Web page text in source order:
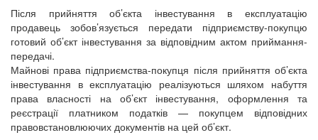
Після прийняття об’єкта інвестування в експлуатацію
продавець зобов’язується передати підприємству-покупцю
готовий об’єкт інвестування за відповідним актом приймання-
передачі.
Майнові права підприємства-покупця після прийняття об’єкта
інвестування в експлуатацію реалізуються шляхом набуття
права власності на об’єкт інвестування, оформлення та
реєстрації платником податків — покупцем відповідних
правовстановлюючих документів на цей об’єкт.